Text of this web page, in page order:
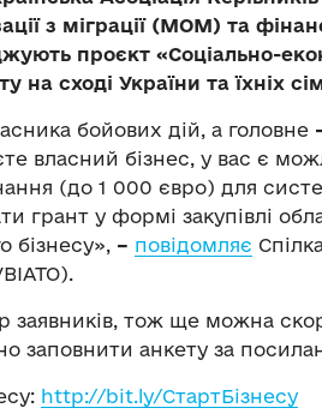
з міграції (МОМ) та
проєкт «Соціально-
на сході України та їхніх
бойових дій, а головне
власний бізнес, у вас є
(до 1 000 євро) для
грант у формі закупівлі
бізнесу», – повідомляє
заявників, тож ще можна
заповнити анкету за
http://bit.ly/СтартБізнесу